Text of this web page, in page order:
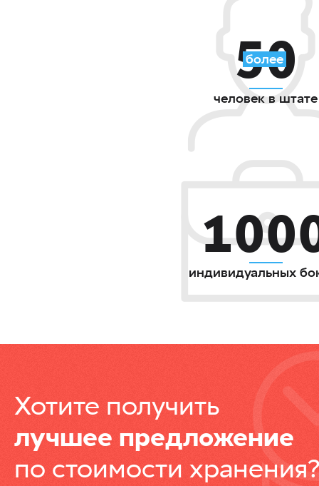
50
более
человек в штате
индивидуальных
Хотите получить
лучшее предложение
по стоимости